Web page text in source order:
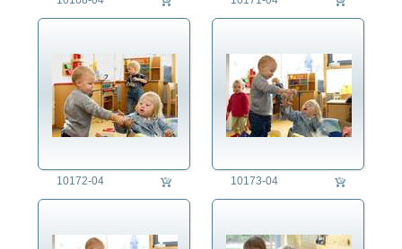
10172-04 10173-04